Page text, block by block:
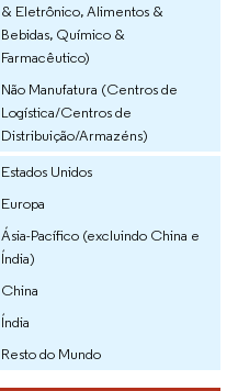
& Eletrônico, Alimentos &
Bebidas, Químico &
Farmacêutico)
Não Manufatura (Centros de
Logística/Centros de
Distribuição/Armazéns)
Estados Unidos
Europa
Ásia-Pacífico (excluindo China e
Índia)
China
Índia
Resto do Mundo